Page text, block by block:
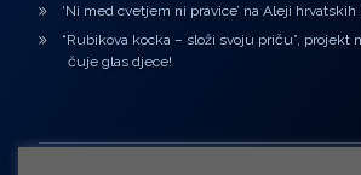
‘Ni med cvetjem ni pravice’ na Aleji
“Rubikova kocka – složi svoju priču”, projekt
čuje glas djece!